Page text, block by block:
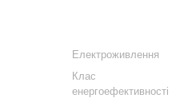
Електроживлення
Клас
енергоефективності